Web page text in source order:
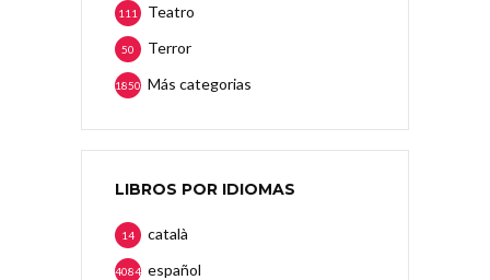
Teatro
111
Terror
50
Más categorias
1850
LIBROS POR IDIOMAS
català
14
español
4084